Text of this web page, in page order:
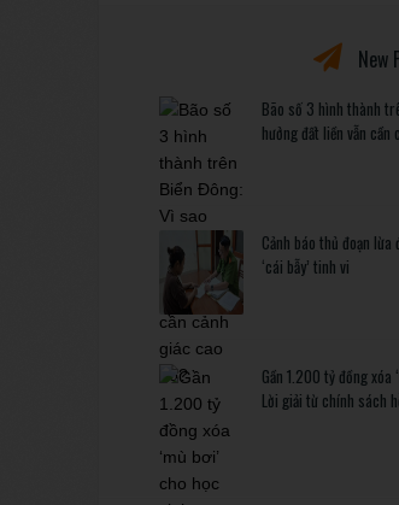
New
Bão số 3 hình thành
hưởng đất liền vẫn cần
Cảnh báo thủ đoạn
‘cái bẫy’ tinh vi
Gần 1.200 tỷ đồng xóa
Lời giải từ chính sách